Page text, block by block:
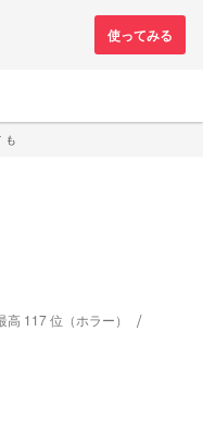
も
117 位（ホラー）